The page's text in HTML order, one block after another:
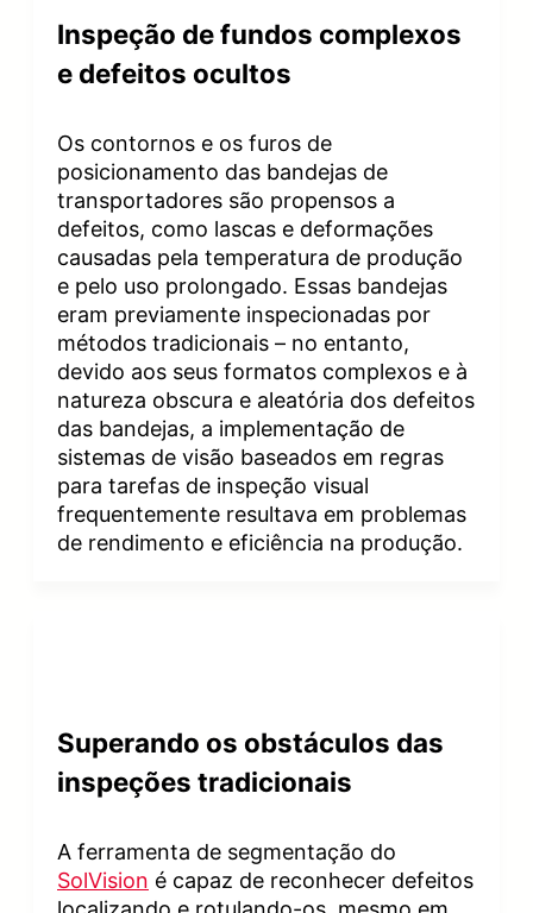
Inspeção de fundos complexos
e defeitos ocultos
Os contornos e os furos de
posicionamento das bandejas de
transportadores são propensos a
defeitos, como lascas e deformações
causadas pela temperatura de produção
e pelo uso prolongado. Essas bandejas
eram previamente inspecionadas por
métodos tradicionais – no entanto,
devido aos seus formatos complexos e à
natureza obscura e aleatória dos defeitos
das bandejas, a implementação de
sistemas de visão baseados em regras
para tarefas de inspeção visual
frequentemente resultava em problemas
de rendimento e eficiência na produção.
Superando os obstáculos das
inspeções tradicionais
A ferramenta de segmentação do
SolVision é capaz de reconhecer defeitos